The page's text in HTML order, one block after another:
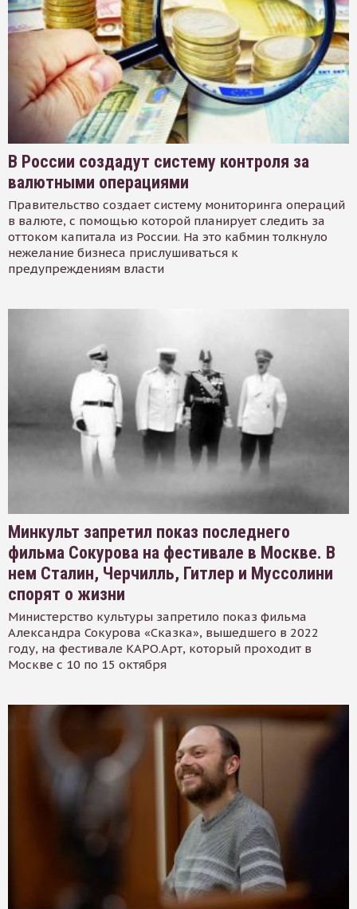
В России создадут систему контроля за
валютными операциями
Правительство создает систему мониторинга операций
в валюте, с помощью которой планирует следить за
оттоком капитала из России. На это кабмин толкнуло
нежелание бизнеса прислушиваться к
предупреждениям власти
Минкульт запретил показ последнего
фильма Сокурова на фестивале в Москве. В
нем Сталин, Черчилль, Гитлер и Муссолини
спорят о жизни
Министерство культуры запретило показ фильма
Александра Сокурова «Сказка», вышедшего в 2022
году, на фестивале КАРО.Арт, который проходит в
Москве с 10 по 15 октября